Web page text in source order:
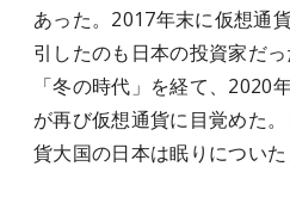
あった。2017年末に仮想通
引したのも日本の投資家だ
「冬の時代」を経て、2020
が再び仮想通貨に目覚めた
貨大国の日本は眠りについた